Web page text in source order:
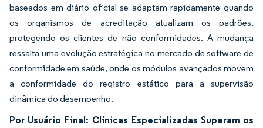
baseados em diário oficial se adaptam rapidamente quando
os organismos de acreditação atualizam os padrões,
protegendo os clientes de não conformidades. A mudança
ressalta uma evolução estratégica no mercado de software de
conformidade em saúde, onde os módulos avançados movem
a conformidade do registro estático para a supervisão
dinâmica do desempenho.
Por Usuário Final: Clínicas Especializadas Superam os